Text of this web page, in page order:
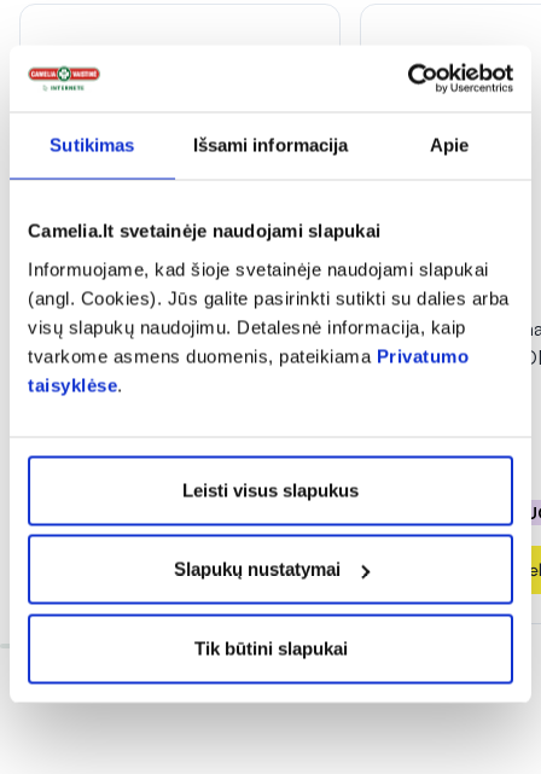
Sutikimas Išsami informacija Apie
Camelia.lt svetainėje naudojami slapukai
Informuojame, kad šioje svetainėje naudojami slapukai
(angl. Cookies). Jūs galite pasirinkti sutikti su dalies arba
visų slapukų naudojimu. Detalesnė informacija, kaip
tvarkome asmens duomenis, pateikiama Privatumo
taisyklėse.
Leisti visus slapukus
Slapukų nustatymai
Tik būtini slapukai
-50%
BIOCLIN kasdieninis plaukų
serumas BIO ARGAN, 100 ml
9,49 € 18,99 €
Į krepšelį
-40%
PFC plaukų
rūgštimi
13,74 € 22,90 €
% PAPILDOMA
Į